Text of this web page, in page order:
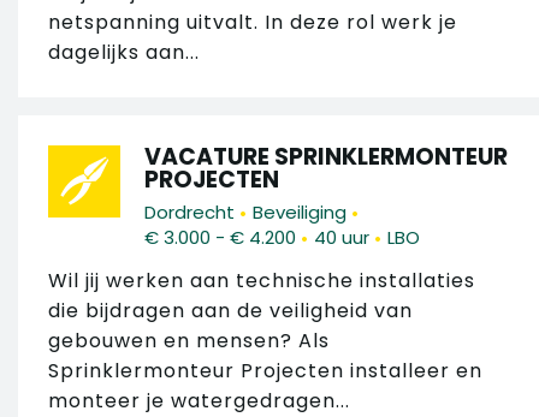
netspanning uitvalt. In deze rol werk je
dagelijks aan...
VACATURE SPRINKLERMONTEUR
PROJECTEN
Dordrecht • Beveiliging •
€ 3.000 - € 4.200 • 40 uur • LBO
Wil jij werken aan technische installaties
die bijdragen aan de veiligheid van
gebouwen en mensen? Als
Sprinklermonteur Projecten installeer en
monteer je watergedragen...